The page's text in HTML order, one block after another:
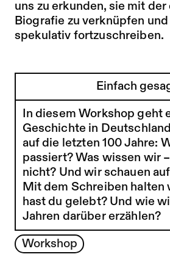
Workshop
uns zu erkunden, sie mit der
Biografie zu verknüpfen
spekulativ fortzuschreiben.
Einfach
In diesem Workshop geht
Geschichte in
auf die letzten 100 Jahre:
passiert? Was wissen wir
nicht? Und wir schauen
Mit dem Schreiben halten
hast du gelebt? Und wie
Jahren darüber erzählen?